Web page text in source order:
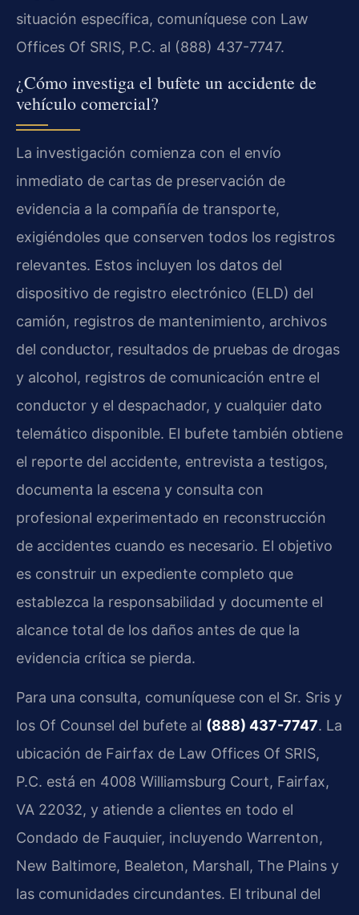
situación específica, comuníquese con Law
Offices Of SRIS, P.C. al (888) 437-7747.
¿Cómo investiga el bufete un accidente de
vehículo comercial?
La investigación comienza con el envío
inmediato de cartas de preservación de
evidencia a la compañía de transporte,
exigiéndoles que conserven todos los registros
relevantes. Estos incluyen los datos del
dispositivo de registro electrónico (ELD) del
camión, registros de mantenimiento, archivos
del conductor, resultados de pruebas de drogas
y alcohol, registros de comunicación entre el
conductor y el despachador, y cualquier dato
telemático disponible. El bufete también obtiene
el reporte del accidente, entrevista a testigos,
documenta la escena y consulta con
profesional experimentado en reconstrucción
de accidentes cuando es necesario. El objetivo
es construir un expediente completo que
establezca la responsabilidad y documente el
alcance total de los daños antes de que la
evidencia crítica se pierda.
Para una consulta, comuníquese con el Sr. Sris y
los Of Counsel del bufete al (888) 437-7747. La
ubicación de Fairfax de Law Offices Of SRIS,
P.C. está en 4008 Williamsburg Court, Fairfax,
VA 22032, y atiende a clientes en todo el
Condado de Fauquier, incluyendo Warrenton,
New Baltimore, Bealeton, Marshall, The Plains y
las comunidades circundantes. El tribunal del